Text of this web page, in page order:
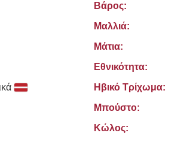
Βάρος:
Μαλλιά:
Μάτια:
Εθνικότητα:
Ηβικό Τρίχωμα:
Μπούστο:
Κώλος: